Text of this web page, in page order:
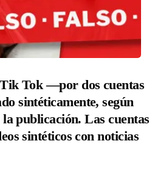
Tok —por dos cuentas
sintéticamente, según
publicación. Las cuentas
sintéticos con noticias